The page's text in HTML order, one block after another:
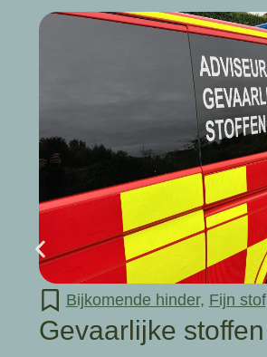
Bijkomende hinder, Fijn stof
Gevaarlijke stoffen